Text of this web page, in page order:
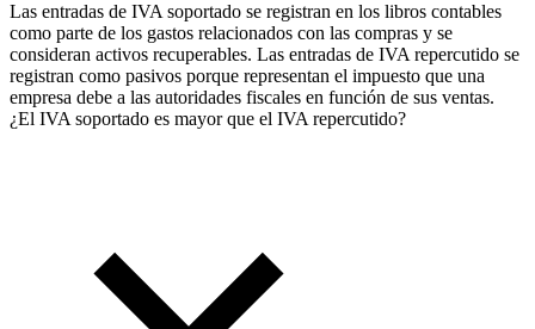
Las entradas de IVA soportado se registran en los libros contables
como parte de los gastos relacionados con las compras y se
consideran activos recuperables. Las entradas de IVA repercutido se
registran como pasivos porque representan el impuesto que una
empresa debe a las autoridades fiscales en función de sus ventas.
¿El IVA soportado es mayor que el IVA repercutido?